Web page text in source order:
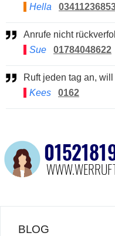
Hella
Anrufe nicht
Sue
01784048622
Ruft jeden tag an,
Kees
0162
BLOG